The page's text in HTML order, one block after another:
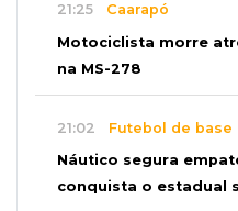
21:25 Caarapó
Motociclista morre
na MS-278
21:02 Futebol de base
Náutico segura
conquista o estadual